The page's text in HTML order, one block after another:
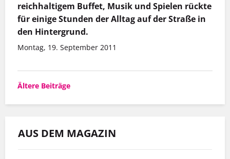
reichhaltigem Buffet, Musik und Spielen rückte
für einige Stunden der Alltag auf der Straße in
den Hintergrund.
Montag, 19. September 2011
Beitragsnavigation
Ältere Beiträge
AUS DEM MAGAZIN